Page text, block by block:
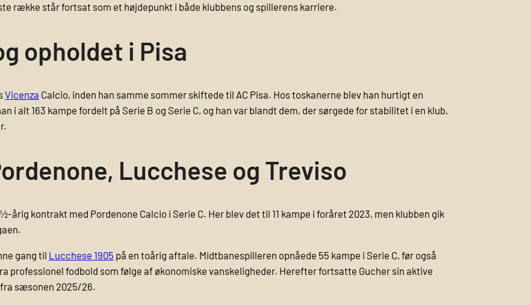
række står fortsat som et højdepunkt i både klubbens og spillerens karriere.
opholdet i Pisa
Vicenza Calcio, inden han samme sommer skiftede til AC Pisa. Hos toskanerne blev han hurtigt en
i alt 163 kampe fordelt på Serie B og Serie C, og han var blandt dem, der sørgede for stabilitet i en klub,
Lucchese og Treviso
årig kontrakt med Pordenone Calcio i Serie C. Her blev det til 11 kampe i foråret 2023, men klubben gik
gang til Lucchese 1905 på en toårig aftale. Midtbanespilleren opnåede 55 kampe i Serie C, før også
professionel fodbold som følge af økonomiske vanskeligheder. Herefter fortsatte Gucher sin aktive
sæsonen 2025/26.